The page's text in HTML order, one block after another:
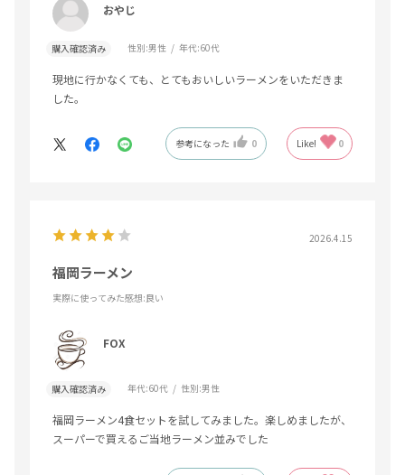
おやじ
購入確認済み 性別:男性 年代:60代
現地に行かなくても、とてもおいしいラーメンをいただきま
した。
参考になった 0 Like! 0
2026.4.15
福岡ラーメン
実際に使ってみた感想:良い
FOX
購入確認済み 年代:60代 性別:男性
福岡ラーメン4食セットを試してみました。楽しめましたが、
スーパーで買えるご当地ラーメン並みでした